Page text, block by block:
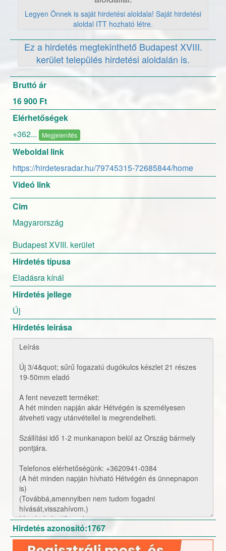
hívását,visszahívom.) Megértését előre is
köszönöm Az Árak Változásának Jogát
hirdetésünket is!!
Legyen Önnek is saját hirdetési aloldala! Saját hirdetési
aloldal ITT hozható létre.
Ez a hirdetés megtekinthető Budapest XVIII.
kerület település hirdetési aloldalán is.
Bruttó ár
16 900 Ft
Elérhetőségek
+362...
Megjelenítés
Weboldal link
https://hirdetesradar.hu/79745315-72685844/home
Videó link
Cim
Magyarország
Budapest XVIII. kerület
Hirdetés típusa
Eladásra kínál
Hirdetés jellege
Új
Hirdetés leirása
Hirdetés azonosító:1767